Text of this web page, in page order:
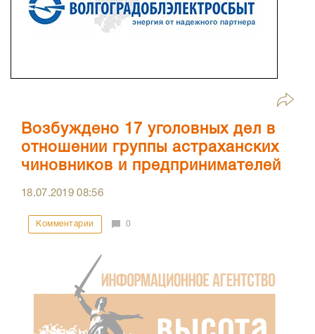
Возбуждено 17 уголовных дел в
отношении группы астраханских
чиновников и предпринимателей
18.07.201908:56
Комментарии 0